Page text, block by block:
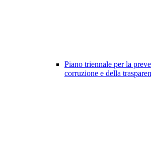
Piano triennale per la
corruzione e della